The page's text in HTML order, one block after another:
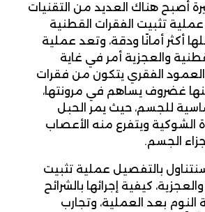
أصبح هناك العديد من التقنيات
تثبيت الفقرات القطنية
أكثر أمانًا ودقة، وتعد عملية
والعجزية أمر في غاية
الفقري يتكون من فقرات
غضروف يساهم في مرونتها،
للجسم، حيث يمر الحبل
الشوكية ويتفرع منه الأعصاب
الجسم.
بالتفصيل عملية تثبيت
كيفية إجرائها بالشرائح
النوم بعد العملية، وتجارب